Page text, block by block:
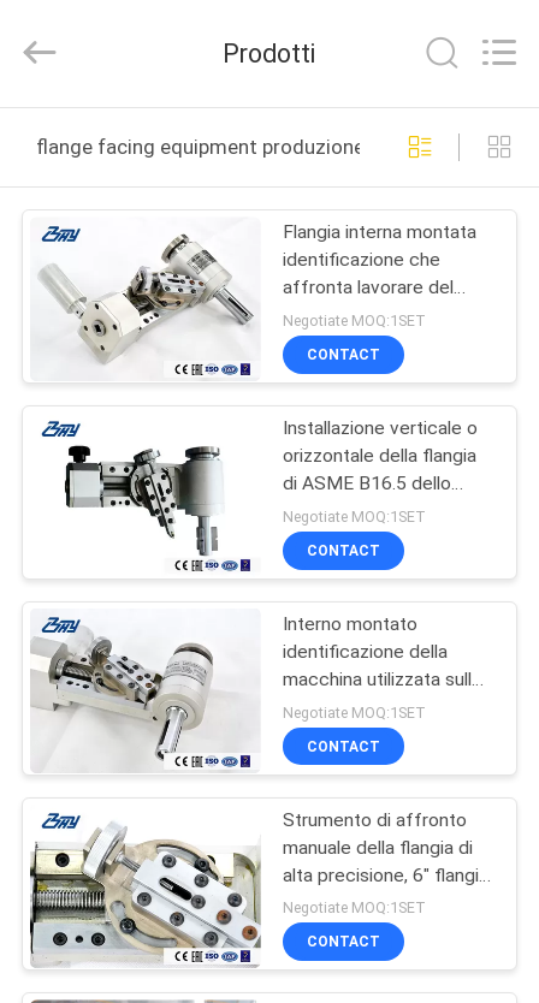
CASA
PRODOTTI
CIRCA
GIRO
DELLA
FABBRICA
CONTROLLO
DI
QUALITÀ
MAPPA
SITO
NORME
SULLA
PRIVACY
Bohyar
Engineering
Ltd.
Prodotti
flange facing equipment produzione online
Flangia interna montata
identificazione che
affronta lavorare del
fronte dell'estremità del
livello del tornio
dell'attrezzatura
Negotiate MOQ:1SET
CONTACT
Installazione verticale o
orizzontale della flangia
di ASME B16.5 dello
strumento di affronto di
diametro basso
Negotiate MOQ:1SET
CONTACT
Interno montato
identificazione della
macchina utilizzata sulle
fronti di taglio della
flangia portatile bassa di
spazio montato
Negotiate MOQ:1SET
CONTACT
Strumento di affronto
manuale della flangia di
alta precisione, 6" flangia
che rinnova la facciata
della macchina
Negotiate MOQ:1SET
CONTACT